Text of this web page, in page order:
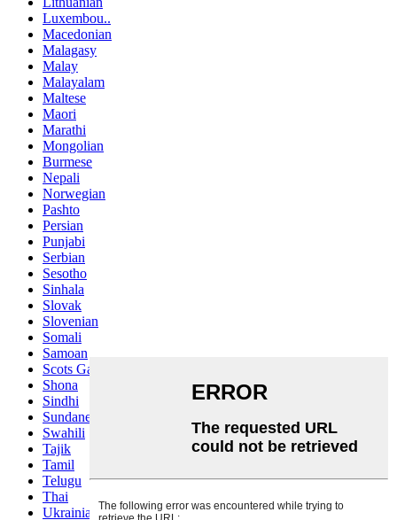
Luxembou..
Macedonian
Malagasy
Malay
Malayalam
Maltese
Maori
Marathi
Mongolian
Burmese
Nepali
Norwegian
Pashto
Persian
Punjabi
Serbian
Sesotho
Sinhala
Slovak
Slovenian
Somali
Samoan
Scots Gaelic
Shona
Sindhi
Sundanese
Swahili
Tajik
Tamil
Telugu
Thai
Ukrainian